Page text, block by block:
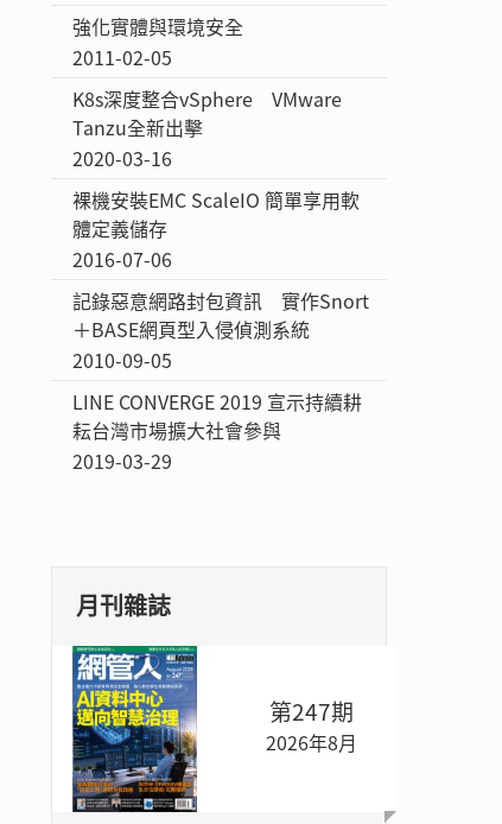
強化實體與環境安全
2011-02-05
K8s深度整合vSphere VMware
Tanzu全新出擊
2020-03-16
裸機安裝EMC ScaleIO 簡單享用軟
體定義儲存
2016-07-06
記錄惡意網路封包資訊 實作Snort
＋BASE網頁型入侵偵測系統
2010-09-05
LINE CONVERGE 2019 宣示持續耕
耘台灣市場擴大社會參與
2019-03-29
月刊雜誌
第247期
2026年8月